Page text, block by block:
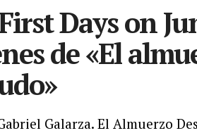
Days on
de «El
Galarza. El Almuerzo